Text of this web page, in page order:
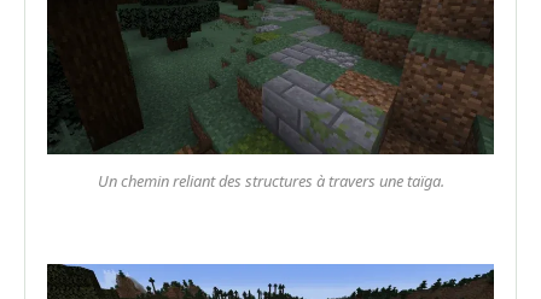
Un chemin reliant des structures à travers une taïga.